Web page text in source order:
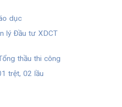
dục
lý Đầu tư XDCT
thầu thi công
trệt, 02 lầu